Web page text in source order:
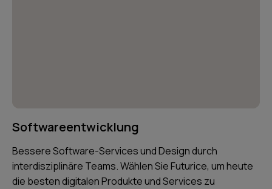
Softwareentwicklung
Bessere Software-Services und Design durch
interdisziplinäre Teams. Wählen Sie Futurice, um heute
die besten digitalen Produkte und Services zu